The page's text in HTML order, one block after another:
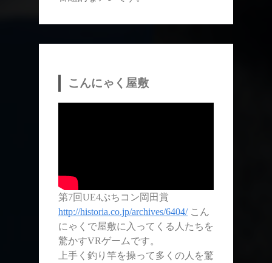
こんにゃく屋敷
第7回UE4ぷちコン岡田賞
http://historia.co.jp/archives/6404/こん
にゃくで屋敷に入ってくる人たちを
驚かすVRゲームです。
上手く釣り竿を操って多くの人を驚